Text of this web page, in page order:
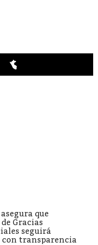
que
Gracias
seguirá
con transparencia